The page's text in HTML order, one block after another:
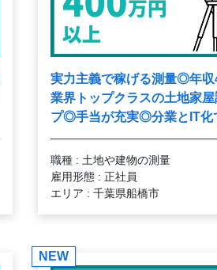
実力主義で稼げる測量◎年
業界トップクラスの土地家
プ◎手当が充実◎分業とIT化
職種 : 土地や建物の測量
雇用形態 : 正社員
エリア : 千葉県船橋市
NEW